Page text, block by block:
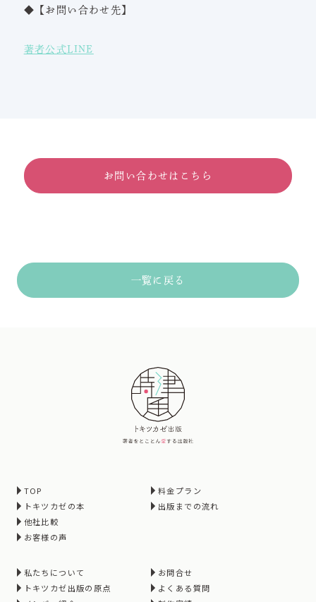
◆【お問い合わせ先】
著者公式LINE
お問い合わせはこちら
一覧に戻る
TOP
トキツカゼの本
他社比較
お客様の声
料金プラン
出版までの流れ
私たちについて
トキツカゼ出版の原点
お問合せ
よくある質問